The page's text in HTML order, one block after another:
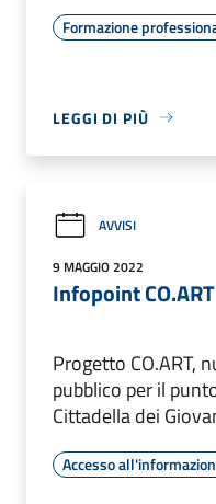
Formazione
LEGGI DI PIÙ
AVVISI
9 MAGGIO 2022
Infopoint CO.ART
Progetto CO.ART,
pubblico per il
Cittadella dei
Accesso